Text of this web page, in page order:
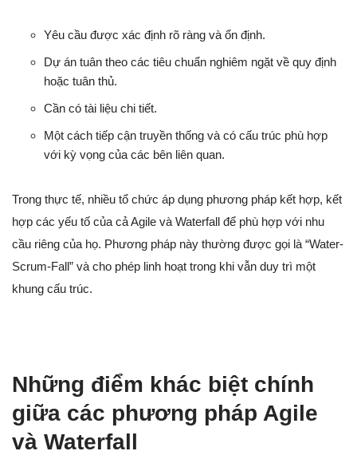
Yêu cầu được xác định rõ ràng và ổn định.
Dự án tuân theo các tiêu chuẩn nghiêm ngặt về quy định
hoặc tuân thủ.
Cần có tài liệu chi tiết.
Một cách tiếp cận truyền thống và có cấu trúc phù hợp
với kỳ vọng của các bên liên quan.
Trong thực tế, nhiều tổ chức áp dụng phương pháp kết hợp, kết
hợp các yếu tố của cả Agile và Waterfall để phù hợp với nhu
cầu riêng của họ. Phương pháp này thường được gọi là “Water-
Scrum-Fall” và cho phép linh hoạt trong khi vẫn duy trì một
khung cấu trúc.
Những điểm khác biệt chính
giữa các phương pháp Agile
và Waterfall